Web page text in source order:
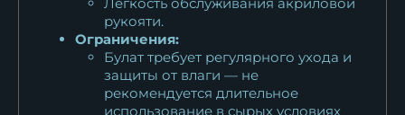
23 683₽
Нож Финка НКВД складная
сталь булат...
23 078₽
рукояти.
Ограничения:
Булат требует регулярного ухода и
защиты от влаги — не
рекомендуется длительное
использование в сырых условиях